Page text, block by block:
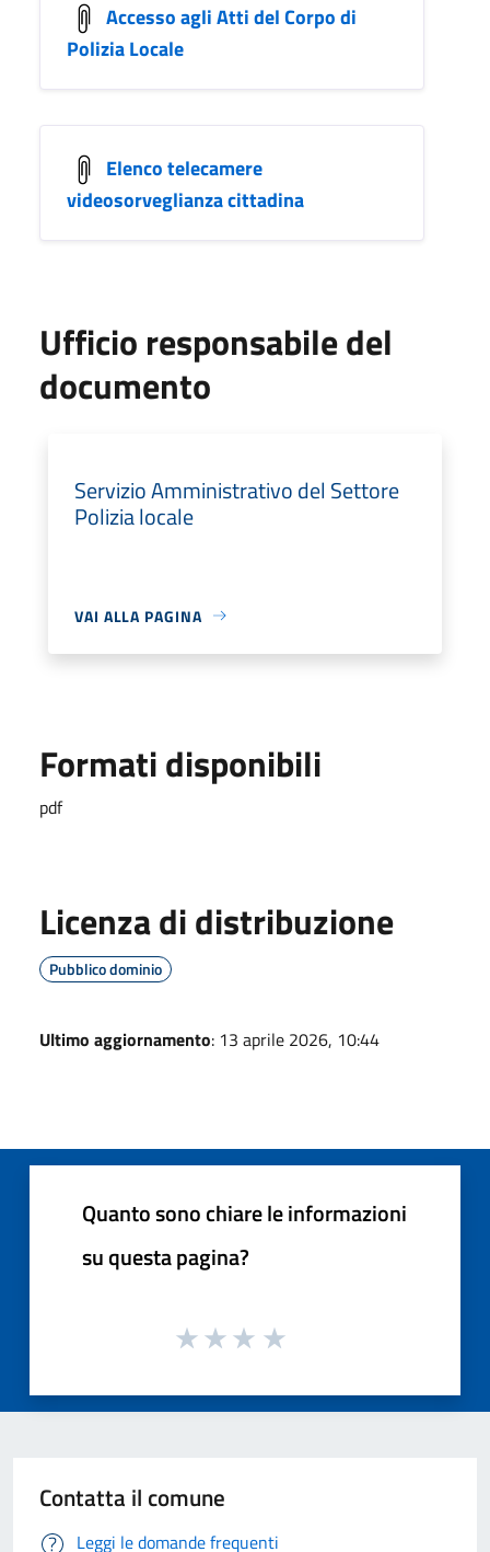
Accesso agli Atti del Corpo di
Polizia Locale
Elenco telecamere
videosorveglianza cittadina
Ufficio responsabile del
documento
Servizio Amministrativo del Settore
Polizia locale
VAI ALLA PAGINA
Formati disponibili
pdf
Licenza di distribuzione
Pubblico dominio
Ultimo aggiornamento: 13 aprile 2026, 10:44
Quanto sono chiare le informazioni
su questa pagina?
Contatta il comune
Leggi le domande frequenti